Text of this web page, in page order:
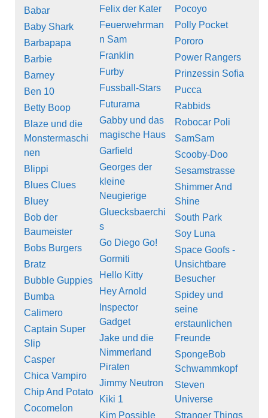
Babar
Baby Shark
Barbapapa
Barbie
Barney
Ben 10
Betty Boop
Blaze und die
Monstermaschi
nen
Blippi
Blues Clues
Bluey
Bob der
Baumeister
Bobs Burgers
Bratz
Bubble Guppies
Bumba
Calimero
Captain Super
Slip
Casper
Chica Vampiro
Chip And Potato
Cocomelon
Felix der Kater
Feuerwehrman
n Sam
Franklin
Furby
Fussball-Stars
Futurama
Gabby und das
magische Haus
Garfield
Georges der
kleine
Neugierige
Gluecksbaerchi
s
Go Diego Go!
Gormiti
Hello Kitty
Hey Arnold
Inspector
Gadget
Jake und die
Nimmerland
Piraten
Jimmy Neutron
Kiki 1
Kim Possible
Pocoyo
Polly Pocket
Pororo
Power Rangers
Prinzessin Sofia
Pucca
Rabbids
Robocar Poli
SamSam
Scooby-Doo
Sesamstrasse
Shimmer And
Shine
South Park
Soy Luna
Space Goofs -
Unsichtbare
Besucher
Spidey und
seine
erstaunlichen
Freunde
SpongeBob
Schwammkopf
Steven
Universe
Stranger Things